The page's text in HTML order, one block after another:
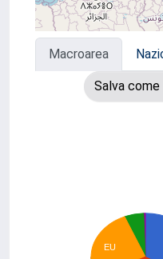
Macroarea
Salva come
EU